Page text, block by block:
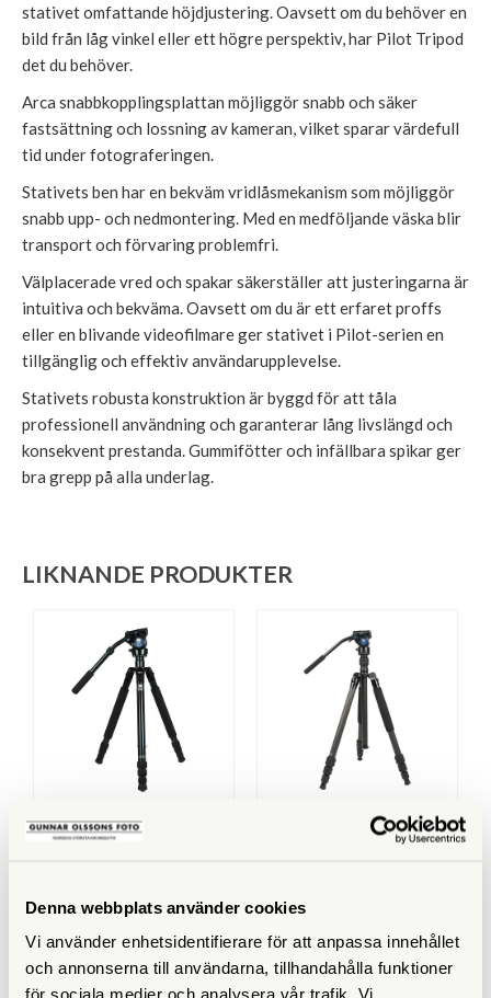
Denna webbplats använder cookies
Vi använder enhetsidentifierare för att anpassa innehållet
och annonserna till användarna, tillhandahålla funktioner
för sociala medier och analysera vår trafik. Vi
stativet omfattande höjdjustering. Oavsett om du behöver en
bild från låg vinkel eller ett högre perspektiv, har Pilot Tripod
det du behöver.
Arca snabbkopplingsplattan möjliggör snabb och säker
fastsättning och lossning av kameran, vilket sparar värdefull
tid under fotograferingen.
Stativets ben har en bekväm vridlåsmekanism som möjliggör
snabb upp- och nedmontering. Med en medföljande väska blir
transport och förvaring problemfri.
Välplacerade vred och spakar säkerställer att justeringarna är
intuitiva och bekväma. Oavsett om du är ett erfaret proffs
eller en blivande videofilmare ger stativet i Pilot-serien en
tillgänglig och effektiv användarupplevelse.
Stativets robusta konstruktion är byggd för att tåla
professionell användning och garanterar lång livslängd och
konsekvent prestanda. Gummifötter och infällbara spikar ger
bra grepp på alla underlag.
LIKNANDE PRODUKTER
Sirui
Finns i lager
2.990 SEK
LÄS MER
KÖP
Sirui Traveler 7VC Kolfiber
Finns i lager
3.290 SEK
KÖP